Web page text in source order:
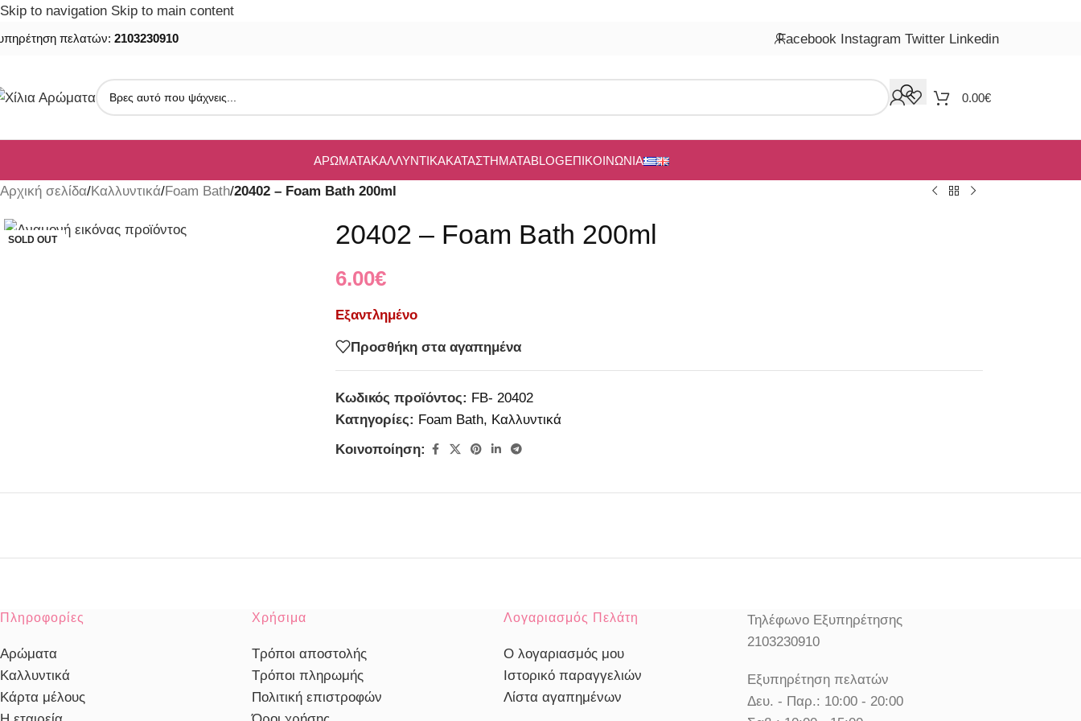
Skip to navigation Skip to main content
πελατών: 2103230910 Facebook Instagram Twitter Linkedin
0.00€
ΑΡΏΜΑΤΑΚΑΛΛΥΝΤΙΚΆΚΑΤΑΣΤΉΜΑΤΑBLOGΕΠΙΚΟΙΝΩΝΊΑ
Αρχική σελίδα/Καλλυντικά/Foam Bath/20402 – Foam Bath 200ml
SOLD OUT 20402 – Foam Bath 200ml
6.00€
Εξαντλημένο
Προσθήκη στα αγαπημένα
Κωδικός προϊόντος: FB- 20402
Κατηγορίες: Foam Bath, Καλλυντικά
Κοινοποίηση:
Πληροφορίες
Αρώματα
Καλλυντικά
Κάρτα μέλους
Χρήσιμα
Τρόποι αποστολής
Τρόποι πληρωμής
Πολιτική επιστροφών
Λογαριασμός Πελάτη
Ο λογαριασμός μου
Ιστορικό παραγγελιών
Λίστα αγαπημένων
Τηλέφωνο Εξυπηρέτησης
2103230910
Εξυπηρέτηση πελατών
Δευ. - Παρ.: 10:00 - 20:00